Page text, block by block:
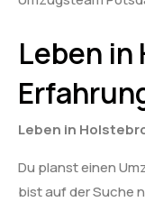
Leben
Leben in
Du planst einen
bist auf der Suche